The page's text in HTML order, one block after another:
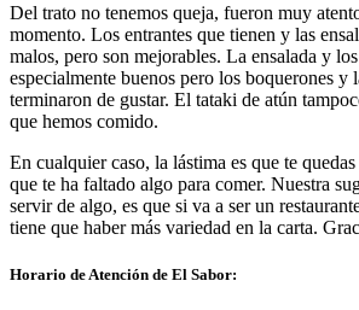
Del trato no tenemos queja, fueron muy
momento. Los entrantes que tienen y las
malos, pero son mejorables. La ensalada y
especialmente buenos pero los boquerones y
terminaron de gustar. El tataki de atún
que hemos comido.
En cualquier caso, la lástima es que te
que te ha faltado algo para comer. Nuestra
servir de algo, es que si va a ser un
tiene que haber más variedad en la carta.
Horario de Atención de El Sabor: